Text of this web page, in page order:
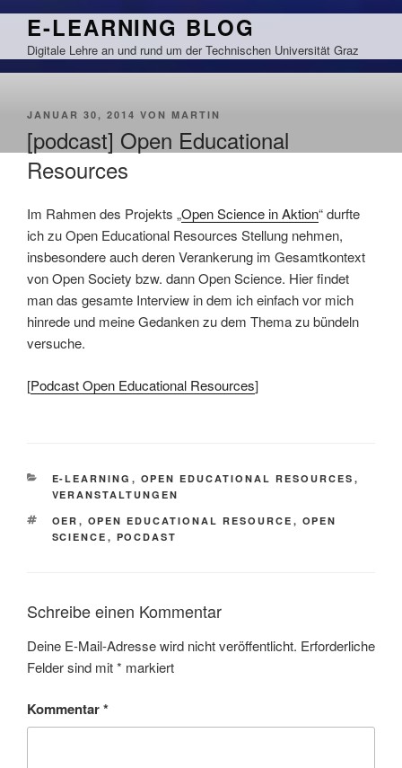
Zum
springen
E-LEARNING BLOG
Digitale Lehre an und rund um der Technischen Universität Graz
VERÖFFENTLICHT
JANUAR 30, 2014 VON MARTIN
[podcast] Open Educational
Resources
Im Rahmen des Projekts „Open Science in Aktion“ durfte
ich zu Open Educational Resources Stellung nehmen,
insbesondere auch deren Verankerung im Gesamtkontext
von Open Society bzw. dann Open Science. Hier findet
man das gesamte Interview in dem ich einfach vor mich
hinrede und meine Gedanken zu dem Thema zu bündeln
versuche.
[Podcast Open Educational Resources]
KATEGORIEN
E-LEARNING , OPEN EDUCATIONAL RESOURCES ,
VERANSTALTUNGEN
SCHLAGWÖRTER
OER , OPEN EDUCATIONAL RESOURCE , OPEN
SCIENCE , POCDAST
Schreibe einen Kommentar
Deine E-Mail-Adresse wird nicht veröffentlicht. Erforderliche
Felder sind mit* markiert
Kommentar*